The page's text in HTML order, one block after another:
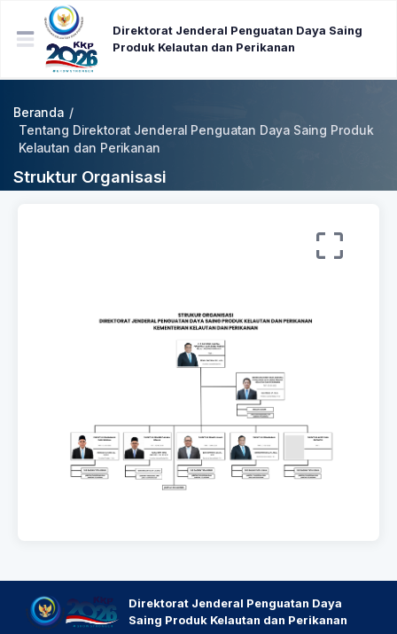
Direktorat Jenderal Penguatan Daya Saing
Produk Kelautan dan Perikanan
Beranda /
Tentang Direktorat Jenderal Penguatan Daya Saing Produk
Kelautan dan Perikanan
Struktur Organisasi
Direktorat Jenderal Penguatan Daya
Saing Produk Kelautan dan Perikanan